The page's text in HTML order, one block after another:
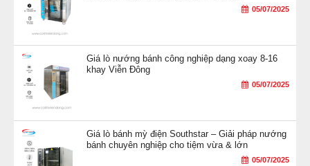
05/07/2025
Giá lò nướng bánh công nghiệp dạng xoay 8-16
khay Viễn Đông
05/07/2025
Giá lò bánh mỳ điện Southstar – Giải pháp nướng
bánh chuyên nghiệp cho tiệm vừa & lớn
05/07/2025